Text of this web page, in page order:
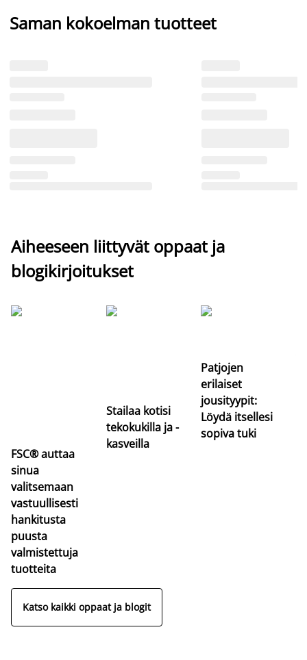
Saman kokoelman tuotteet
Aiheeseen liittyvät oppaat ja
blogikirjoitukset
FSC® auttaa
sinua
valitsemaan
vastuullisesti
hankitusta
puusta
valmistettuja
tuotteita
Stailaa kotisi
tekokukilla ja -
kasveilla
Patjojen
erilaiset
jousityypit:
Löydä itsellesi
sopiva tuki
Katso kaikki oppaat ja blogit